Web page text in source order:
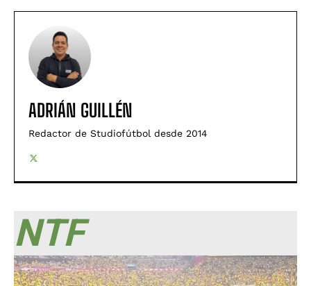
ADRIÁN GUILLÉN
Redactor de Studiofútbol desde 2014
NTF